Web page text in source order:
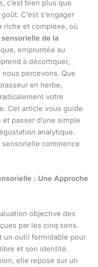
c’est bien plus que
C’est s’engager
riche et complexe, où
de la
empruntée au
à décortiquer,
percevons. Que
en herbe,
votre
Cet article vous guide
passer d’une simple
analytique.
sensorielle commence
: Une Approche
objective des
par les cinq sens.
un outil formidable pour
et son identité.
elle repose sur un